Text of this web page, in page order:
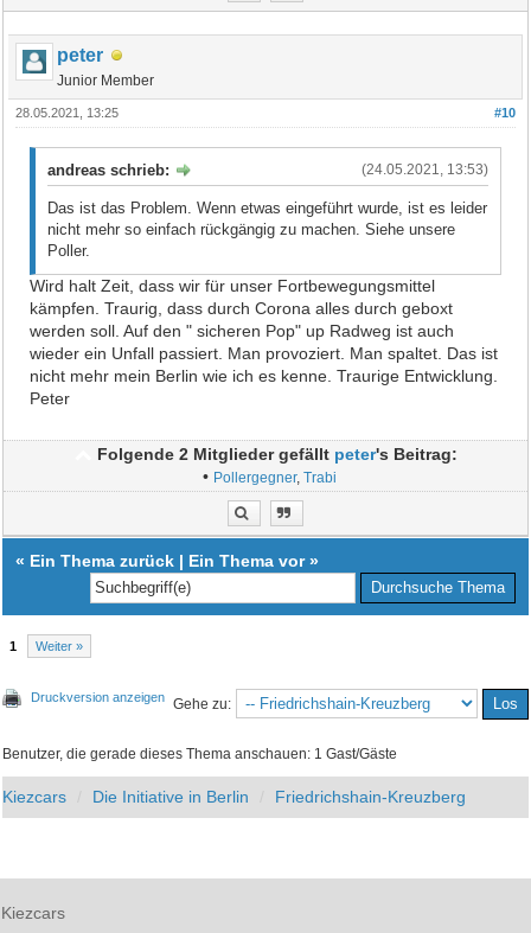
peter
Junior Member
#10
28.05.2021, 13:25
(24.05.2021, 13:53)
andreas schrieb:
Das ist das Problem. Wenn etwas eingeführt wurde, ist es leider
nicht mehr so einfach rückgängig zu machen. Siehe unsere
Poller.
Wird halt Zeit, dass wir für unser Fortbewegungsmittel
kämpfen. Traurig, dass durch Corona alles durch geboxt
werden soll. Auf den " sicheren Pop" up Radweg ist auch
wieder ein Unfall passiert. Man provoziert. Man spaltet. Das ist
nicht mehr mein Berlin wie ich es kenne. Traurige Entwicklung.
Peter
Folgende 2 Mitglieder gefällt peter's Beitrag:
• Pollergegner,Trabi
« Ein Thema zurück | Ein Thema vor»
1 Weiter »
Druckversion anzeigen Gehe zu:
Benutzer, die gerade dieses Thema anschauen: 1 Gast/Gäste
Kiezcars Die Initiative in Berlin Friedrichshain-Kreuzberg
Kiezcars